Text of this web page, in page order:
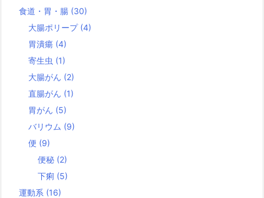
食道・胃・腸 (30)
大腸ポリープ (4)
胃潰瘍 (4)
寄生虫 (1)
大腸がん (2)
直腸がん (1)
胃がん (5)
バリウム (9)
便 (9)
便秘 (2)
下痢 (5)
運動系 (16)